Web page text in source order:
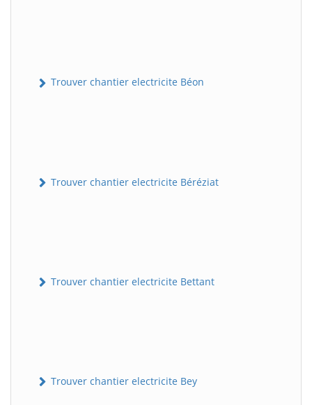
Trouver chantier electricite Béon
Trouver chantier electricite Béréziat
Trouver chantier electricite Bettant
Trouver chantier electricite Bey